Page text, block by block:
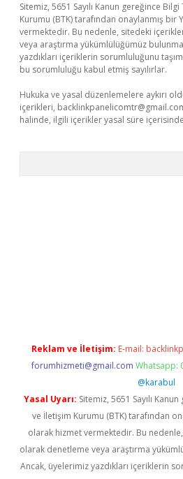
Sitemiz, 5651 Sayılı Kanun gereğince
Kurumu (BTK) tarafından onaylanmış bir
vermektedir. Bu nedenle, sitedeki
veya araştırma yükümlülüğümüz
yazdıkları içeriklerin sorumluluğunu
bu sorumluluğu kabul etmiş sayılırlar.
Hukuka ve yasal düzenlemelere aykırı
içerikleri,
halinde, ilgili içerikler yasal süre
Reklam ve İletişim: E-mail:
forumhizmeti@gmail.com Whatsapp:
@karabul
Yasal Uyarı: Sitemiz, 5651 Sayılı
ve İletişim Kurumu (BTK) tarafından
olarak hizmet vermektedir. Bu
olarak denetleme veya araştırma
Ancak, üyelerimiz yazdıkları içeriklerin